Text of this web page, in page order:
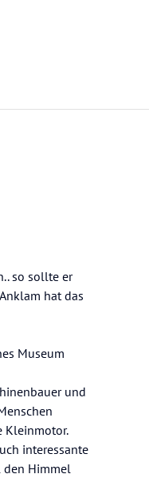
so sollte er
hat das
Museum
und
Kleinmotor.
interessante
den Himmel